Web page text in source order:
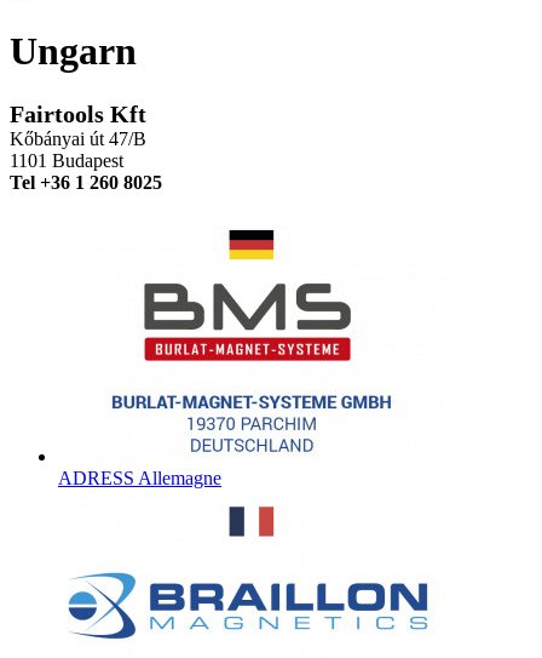
Ungarn
Fairtools Kft
Kőbányai út 47/B
1101 Budapest
Tel +36 1 260 8025
ADRESS Allemagne